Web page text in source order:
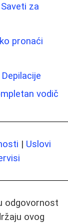
za
pronaći
vodič
| Uslovi
odgovornost
ovog